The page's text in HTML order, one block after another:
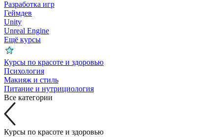
Разработка игр
Геймдев
Unity
Unreal Engine
Ещё курсы
Курсы по красоте и здоровью
Психология
Макияж и стиль
Питание и нутрициология
Все категории
Курсы по красоте и здоровью